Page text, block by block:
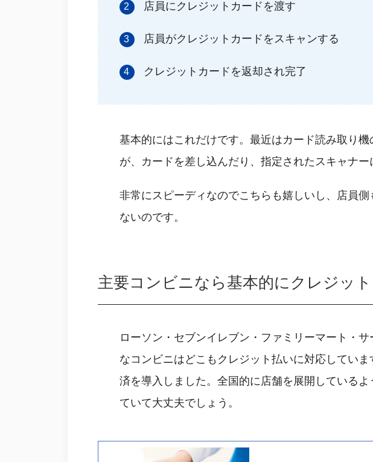
店員にクレジットカードを渡す
店員がクレジットカードをスキャンする
クレジットカードを返却され完了
基本的にはこれだけです。最近はカード読み取り
が、カードを差し込んだり、指定されたスキャナ
非常にスピーディなのでこちらも嬉しいし、店員
ないのです。
主要コンビニなら基本的にクレジッ
ローソン・セブンイレブン・ファミリーマート・
なコンビニはどこもクレジット払いに対応してい
済を導入しました。全国的に店舗を展開している
ていて大丈夫でしょう。